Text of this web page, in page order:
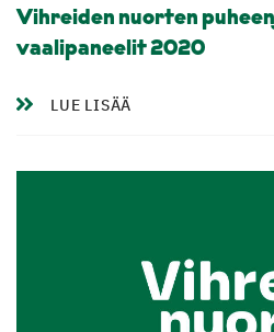
Vihreiden nuorten
vaalipaneelit 2020
LUE LISÄÄ